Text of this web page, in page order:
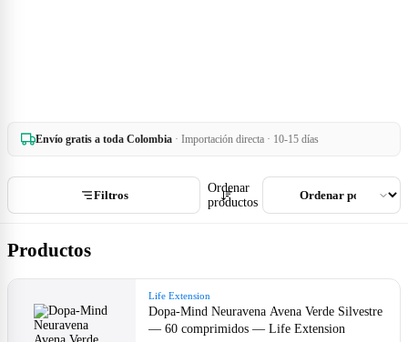
Envío gratis a toda Colombia · Importación directa · 10-15 días
Filtros
Ordenar
productos
Productos
Life Extension
Dopa-Mind Neuravena Avena Verde Silvestre
— 60 comprimidos — Life Extension